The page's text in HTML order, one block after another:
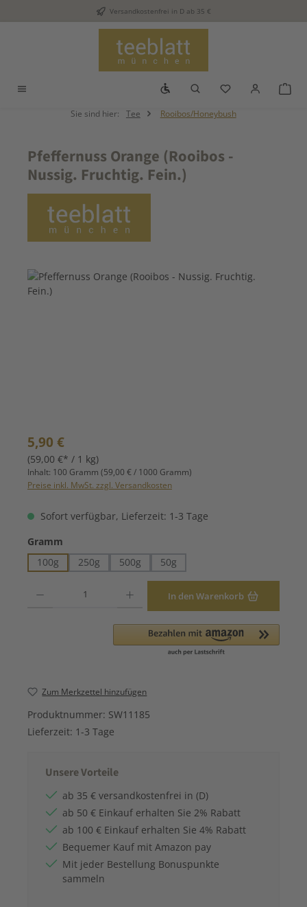
Zum Hauptinhalt springenVersandkostenfrei in D ab 35 €
Werkzeugleiste anzeigen
Du hast 0
Sie sind hier: Tee Rooibos/Honeybush
Pfeffernuss Orange (Rooibos -
Nussig. Fruchtig. Fein.)
Bildergalerie überspringen
Regulärer Preis:
5,90 €
(59,00 €* / 1 kg)
Inhalt: 100 Gramm (59,00 € / 1000 Gramm)
Preise inkl. MwSt. zzgl. Versandkosten
Sofort verfügbar, Lieferzeit: 1-3 Tage
Gramm
100g
250g 500g 50g
In den Warenkorb
Zum Merkzettel hinzufügen
Produktnummer: SW11185
Lieferzeit: 1-3 Tage
Unsere Vorteile
ab 35 € versandkostenfrei in (D)
ab 50 € Einkauf erhalten Sie 2% Rabatt
ab 100 € Einkauf erhalten Sie 4% Rabatt
Bequemer Kauf mit Amazon pay
Mit jeder Bestellung Bonuspunkte
sammeln